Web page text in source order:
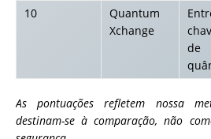
10
Quantum
Xchange
de
As pontuações refletem nossa
destinam-se à comparação, não